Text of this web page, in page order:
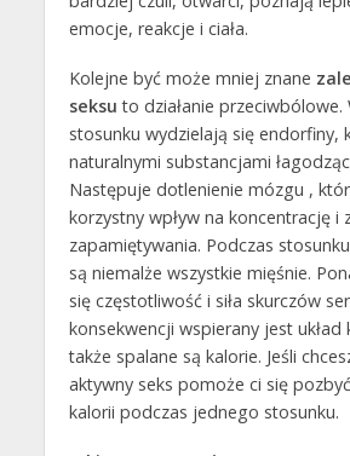
emocje, reakcje i ciała.
Kolejne być może mniej znane
seksu to działanie przeciwbólowe.
stosunku wydzielają się endorfiny,
naturalnymi substancjami
Następuje dotlenienie mózgu ,
korzystny wpływ na koncentrację i
zapamiętywania. Podczas
są niemalże wszystkie mięśnie.
się częstotliwość i siła skurczów
konsekwencji wspierany jest układ
także spalane są kalorie. Jeśli
aktywny seks pomoże ci się
kalorii podczas jednego stosunku.